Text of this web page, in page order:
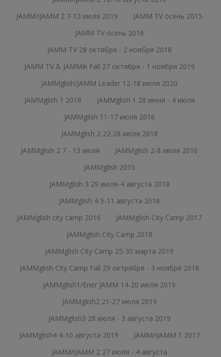
JAMM/iJAMM 2 7-13 июля 2019
JAMM TV осень 2015
JAMM TV осень 2016
JAMM TV 28 октября - 2 ноября 2018
JAMM TV & JAMMik Fall 27 октября - 1 ноября 2019
JAMMglish/JAMM Leader 12-18 июля 2020
JAMMglish 1 2018
JAMMglish 1 28 июня - 4 июля
JAMMglish 11-17 июля 2016
JAMMglish 2 22-28 июля 2018
JAMMglish 2 7 - 13 июля
JAMMglish 2-8 июля 2016
JAMMglish 2015
JAMMglish 3 29 июля-4 августа 2018
JAMMglish 4 5-11 августа 2018
JAMMglish city camp 2016
JAMMglish City Camp 2017
JAMMglish City Camp 2018
JAMMglish City Camp 25-30 марта 2019
JAMMglish City Camp Fall 29 октрября - 3 ноября 2018
JAMMglish1/Ener JAMM 14-20 июля 2019
JAMMglish2 21-27 июля 2019
JAMMglish3 28 июля - 3 августа 2019
JAMMglish4 4-10 августа 2019
JAMM/iJAMM 1 2017
JAMM/iJAMM 2 27 июля - 4 августа